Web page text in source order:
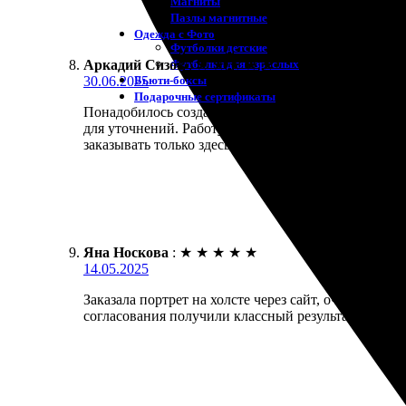
Пазлы магнитные
Одежда с Фото
Футболки детские
Футболки для взрослых
Бьюти-боксы
Подарочные сертификаты
Аркадий Сизов : ★ ★ ★ ★ ★
30.06.2025
Понадобилось создать портрет на заказ.
для уточнений. Работу выполнили быстро и
заказывать только здесь!
Яна Носкова : ★ ★ ★ ★ ★
14.05.2025
Заказала портрет на холсте через сайт, очень
согласования получили классный результат –